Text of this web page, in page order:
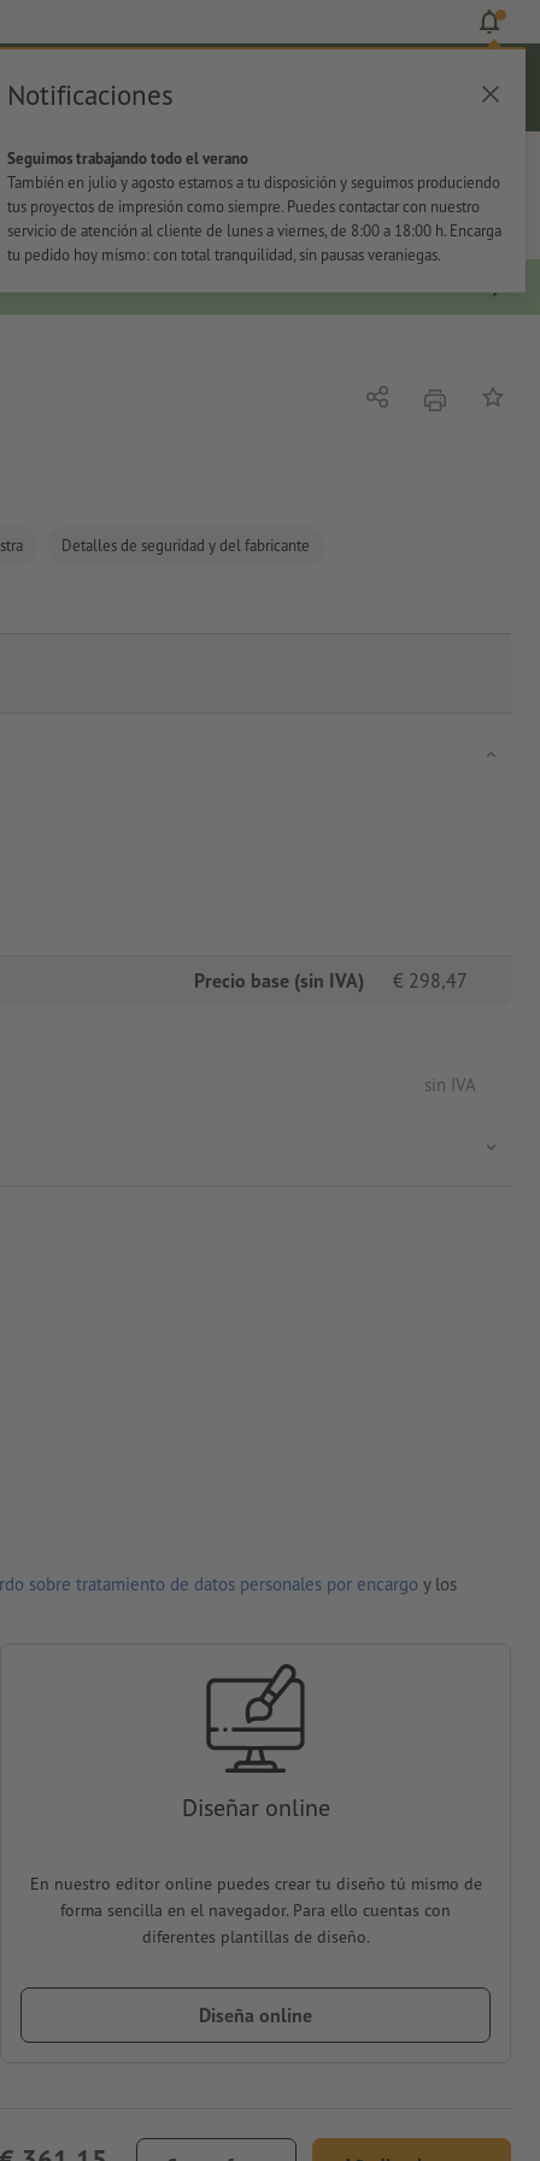
Notificaciones
Seguimos trabajando todo el verano
También en julio y agosto estamos a tu disposición y seguimos produciendo
tus proyectos de impresión como siempre. Puedes contactar con nuestro
servicio de atención al cliente de lunes a viernes, de 8:00 a 18:00 h. Encarga
tu pedido hoy mismo: con total tranquilidad, sin pausas veraniegas.
Cesta
Oficina Adhesivos
Detalles de seguridad y del fabricante
CompartirimprimirAñadir
Precio base (sin IVA) € 298,47
sin IVA
sobre tratamiento de datos personales por encargo y los
Diseñar online
En nuestro editor online puedes crear tu diseño tú mismo de
forma sencilla en el navegador. Para ello cuentas con
diferentes plantillas de diseño.
Diseña online